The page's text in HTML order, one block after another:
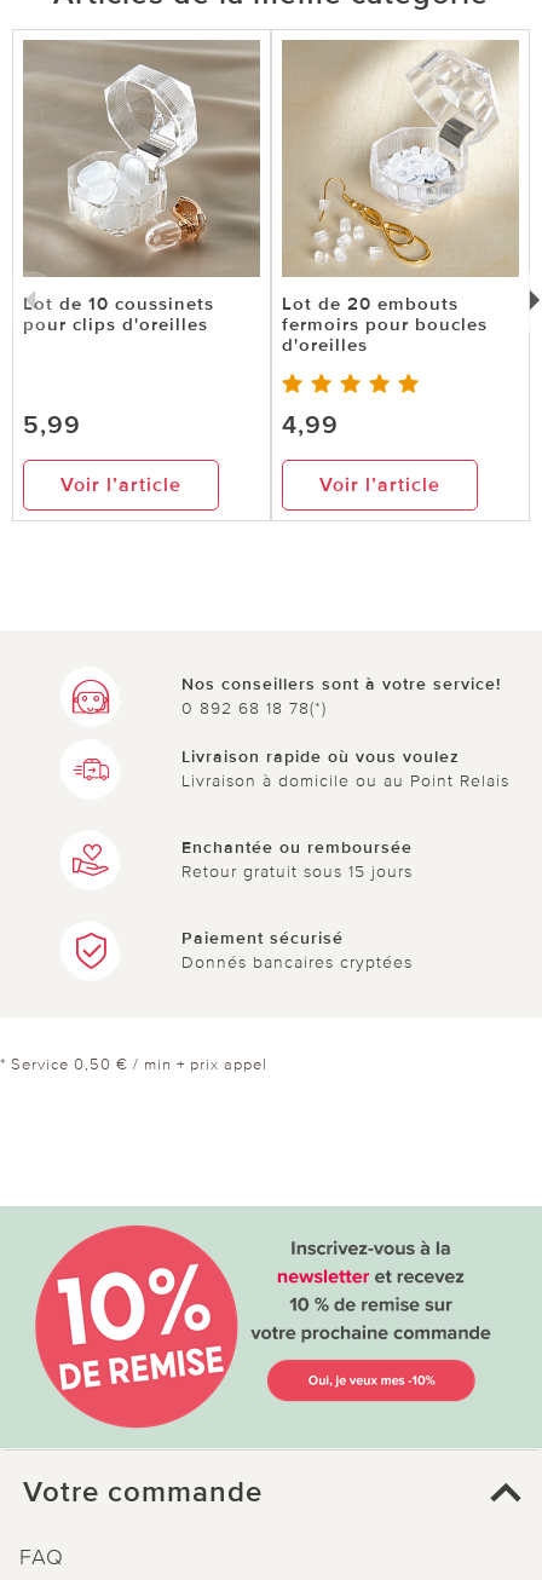
Lot de 10 coussinets
pour clips d'oreilles
5,99
Voir l’article
Lot de 20 embouts
fermoirs pour boucles
d'oreilles
4,99
Voir l’article
Nos conseillers sont à votre service!
0 892 68 18 78(*)
Livraison rapide où vous voulez
Livraison à domicile ou au Point Relais
Enchantée ou remboursée
Retour gratuit sous 15 jours
Paiement sécurisé
Donnés bancaires cryptées
* Service 0,50 € / min + prix appel
Votre commande
FAQ